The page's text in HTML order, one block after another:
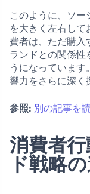
このように、ソ
を大きく左右し
費者は、ただ購入
ランドとの関係性
うになっていま
響力をさらに深く
参照: 別の記事を
消費者
ド戦略